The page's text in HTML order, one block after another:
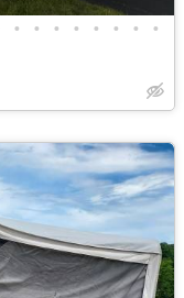
• • • • • • • •